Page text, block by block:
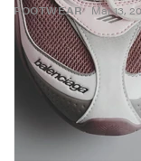
FOOTWEAR Mar 13,